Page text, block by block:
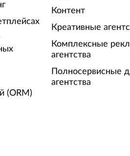
(ORM)
Контент
Креативные
Комплексные
агентства
Полносервисные
агентства